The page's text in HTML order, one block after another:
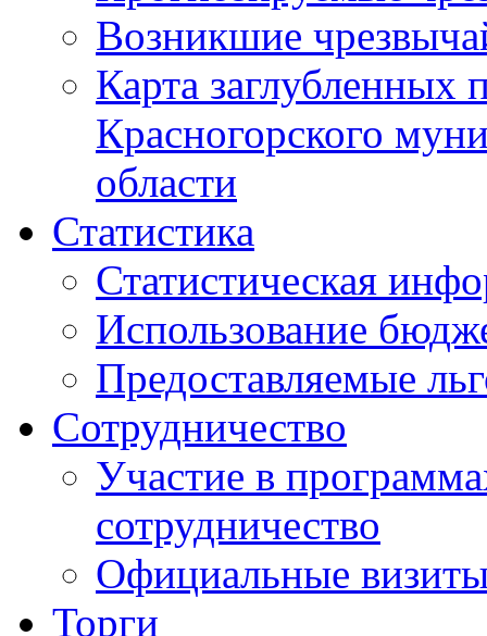
Возникшие
Карта
Красногорского
области
Статистика
Статистическая
Использование
Предоставляемые
Сотрудничество
Участие в
сотрудничество
Официальные
Торги